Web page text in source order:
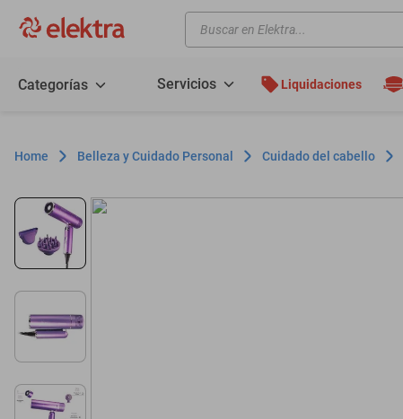
Buscar en Elektra...
Categorías Servicios Liquidaciones
Belleza y Cuidado Personal Cuidado del cabello
motos